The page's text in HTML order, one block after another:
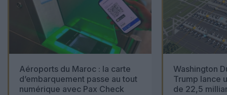
Aéroports du Maroc : la carte
d’embarquement passe au tout
numérique avec Pax Check
Washington
Trump lance
de 22,5